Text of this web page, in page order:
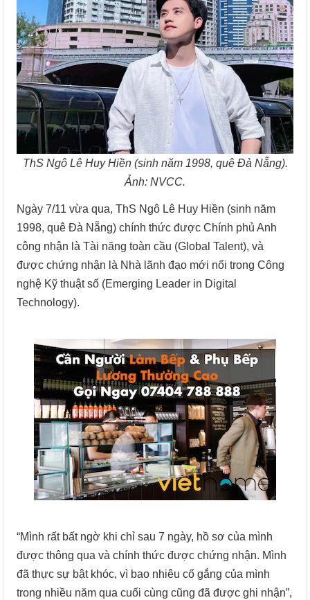
ThS Ngô Lê Huy Hiền (sinh năm 1998, quê Đà Nẵng).
Ảnh: NVCC.
Ngày 7/11 vừa qua, ThS Ngô Lê Huy Hiền (sinh năm
1998, quê Đà Nẵng) chính thức được Chính phủ Anh
công nhận là Tài năng toàn cầu (Global Talent), và
được chứng nhận là Nhà lãnh đạo mới nổi trong Công
nghệ Kỹ thuật số (Emerging Leader in Digital
Technology).
“Mình rất bất ngờ khi chỉ sau 7 ngày, hồ sơ của mình
được thông qua và chính thức được chứng nhận. Mình
đã thực sự bật khóc, vì bao nhiêu cố gắng của mình
trong nhiều năm qua cuối cùng cũng đã được ghi nhận”,